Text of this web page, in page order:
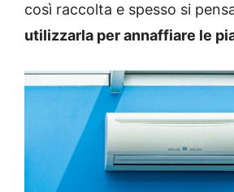
così raccolta e spesso si
utilizzarla per annaffiare le